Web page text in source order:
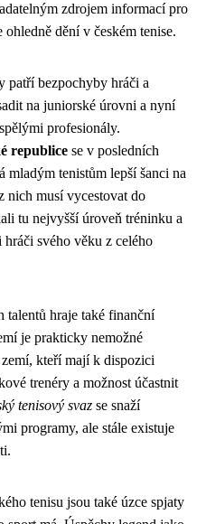
zdrojem informací pro
dění v českém tenise.
patří bezpochyby hráči a
na juniorské úrovni a nyní
profesionály.
republice se v posledních
mladým tenistům lepší šanci na
nich musí vycestovat do
tu nejvyšší úroveň tréninku a
svého věku z celého
hraje také finanční
je prakticky nemožné
kteří mají k dispozici
trenéry a možnost účastnit
tenisový svaz se snaží
programy, ale stále existuje
tenisu jsou také úzce spjaty